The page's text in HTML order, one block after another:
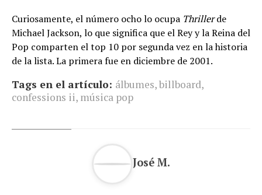
Curiosamente, el número ocho lo ocupa Thrillerde
Michael Jackson, lo que significa que el Rey y la Reina del
Pop comparten el top 10 por segunda vez en la historia
de la lista. La primera fue en diciembre de 2001.
Tags en el artículo: álbumes,billboard,
confessions ii, música pop
José M.